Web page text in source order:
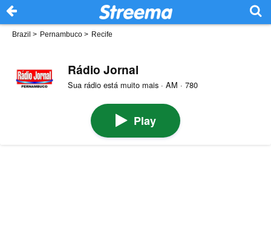
Brazil > Pernambuco > Recife
Rádio Jornal
Sua rádio está muito mais · AM · 780
Play